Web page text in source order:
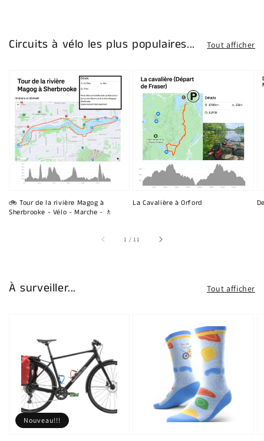
Circuits à vélo les plus populaires... Tout afficher
🚲 Tour de la rivière Magog à
Sherbrooke - Vélo - Marche - 🚶
La Cavalière à Orford
1 /sur
11
À surveiller... Tout afficher
Nouveau!!!